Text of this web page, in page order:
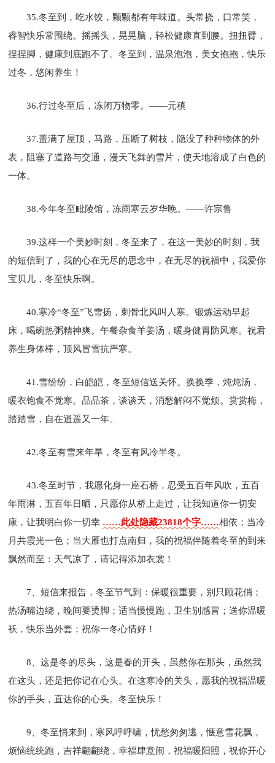
35.冬至到，吃水饺，颗颗都有年味道。头常挠，口常笑，
睿智快乐常围绕。摇摇头，晃晃脑，轻松健康直到腰。扭扭臂，
捏捏脚，健康到底跑不了。冬至到，温泉泡泡，美女抱抱，快乐
过冬，悠闲养生！
36.行过冬至后，冻闭万物零。——元稹
37.盖满了屋顶，马路，压断了树枝，隐没了种种物体的外
表，阻塞了道路与交通，漫天飞舞的雪片，使天地溶成了白色的
一体。
38.今年冬至毗陵馆，冻雨寒云岁华晚。——许宗鲁
39.这样一个美妙时刻，冬至来了，在这一美妙的时刻，我
的短信到了，我的心在无尽的思念中，在无尽的祝福中，我爱你
宝贝儿，冬至快乐啊。
40.寒冷“冬至”飞雪扬，刺骨北风叫人寒。锻炼运动早起
床，喝碗热粥精神爽。午餐杂食羊姜汤，暖身健胃防风寒。祝君
养生身体棒，顶风冒雪抗严寒。
41.雪纷纷，白皑皑，冬至短信送关怀。换换季，炖炖汤，
暖衣饱食不觉寒。品品茶，谈谈天，消愁解闷不觉烦。赏赏梅，
踏踏雪，自在逍遥又一年。
42.冬至有雪来年旱，冬至有风冷半冬。
43.冬至时节，我愿化身一座石桥，忍受五百年风吹，五百
年雨淋，五百年日晒，只愿你从桥上走过，让我知道你一切安
康，让我明白你一切幸 ……此处隐藏23818个字……相依；当冷
月共霞光一色；当大雁也打点南归，我的祝福伴随着冬至的到来
飘然而至：天气凉了，请记得添加衣裳！
7、短信来报告，冬至节气到：保暖很重要，别只顾花俏；
热汤嘴边绕，晚间要烫脚；适当慢慢跑，卫生别感冒；送你温暖
袄，快乐当外套；祝你一冬心情好！
8、这是冬的尽头，这是春的开头，虽然你在那头，虽然我
在这头，还是把你记在心头。在这寒冷的关头，愿我的祝福温暖
你的手头，直达你的心头。冬至快乐！
9、冬至悄来到，寒风呼呼啸，忧愁匆匆逃，惬意雪花飘，
烦恼统统跑，吉祥翩翩绕，幸福肆意闹，祝福暖阳照，祝你开心